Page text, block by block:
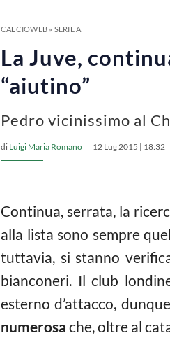
CALCIOWEB» SERIE A
La Juve,
“aiutino”
Pedro vicinissimo al
di Luigi Maria Romano 12 Lug 2015 | 18:32
Continua, serrata, la
alla lista sono sempre
tuttavia, si stanno
bianconeri. Il club
esterno d’attacco,
numerosa che, oltre al